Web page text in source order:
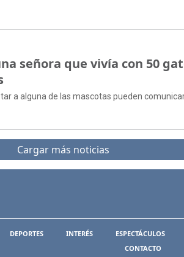
señora que vivía con 50
a alguna de las mascotas pueden
Cargar más noticias
DEPORTES INTERÉS ESPECTÁCULOS
CONTACTO